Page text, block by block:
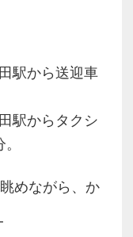
駅から送迎車
駅からタクシ
めながら、か